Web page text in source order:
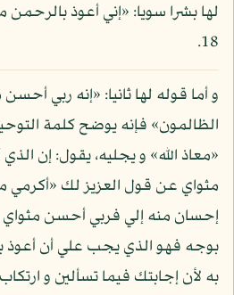
لها بشرا سويا: «إني أعوذ
18.
و أما قوله لها ثانيا: «إنه ربي أحسن
الظالمون» فإنه يوضح كلمة
«معاذ الله» و يجليه، يقول: إن
مثواي عن قول العزيز لك «أكرمي
إحسان منه إلي فربي أحسن
بوجه فهو الذي يجب علي أن أعوذ به
به لأن إجابتك فيما تسألين و